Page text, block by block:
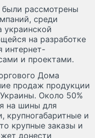
были рассмотрены
среди
украинской
на разработке
интернет-
и проектами.
Дома
продаж продукции
Около 50%
на шины для
крупногабаритные и
крупные заказы и
донести